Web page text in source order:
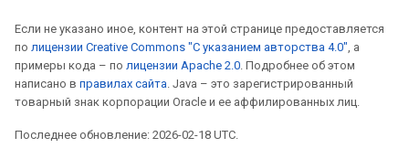
Если не указано иное, контент на этой странице предоставляется
по лицензии Creative Commons "С указанием авторства 4.0", а
примеры кода – по лицензии Apache 2.0. Подробнее об этом
написано в правилах сайта. Java – это зарегистрированный
товарный знак корпорации Oracle и ее аффилированных лиц.
Последнее обновление: 2026-02-18 UTC.